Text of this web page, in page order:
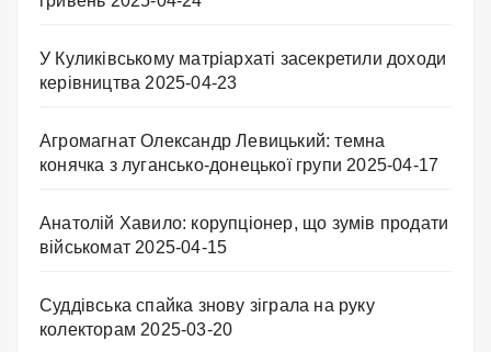
У Куликівському матріархаті засекретили доходи
керівництва 2025-04-23
Агромагнат Олександр Левицький: темна
конячка з лугансько-донецької групи 2025-04-17
Анатолій Хавило: корупціонер, що зумів продати
військомат 2025-04-15
Суддівська спайка знову зіграла на руку
колекторам 2025-03-20